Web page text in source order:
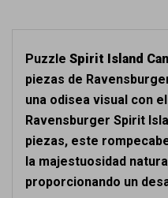
Puzzle Spirit Island
piezas de
una odisea visual con
Ravensburger Spirit
piezas, este
la majestuosidad
proporcionando un